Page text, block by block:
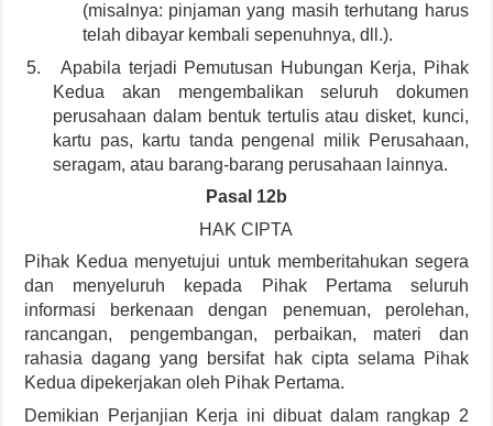
(misalnya: pinjaman yang masih terhutang harus
telah dibayar kembali sepenuhnya, dll.).
5.
Apabila terjadi Pemutusan Hubungan Kerja, Pihak
Kedua akan mengembalikan seluruh dokumen
perusahaan dalam bentuk tertulis atau disket, kunci,
kartu pas, kartu tanda pengenal milik Perusahaan,
seragam, atau barang-barang perusahaan lainnya.
Pasal 12b
HAK CIPTA
Pihak Kedua menyetujui untuk memberitahukan segera
dan menyeluruh kepada Pihak Pertama seluruh
informasi berkenaan dengan penemuan, perolehan,
rancangan, pengembangan, perbaikan, materi dan
rahasia dagang yang bersifat hak cipta selama Pihak
Kedua dipekerjakan oleh Pihak Pertama.
Demikian Perjanjian Kerja ini dibuat dalam rangkap 2